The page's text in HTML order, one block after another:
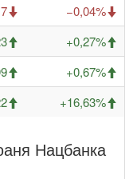
−0,04%
+0,27%
+0,67%
+16,63%
Нацбанка